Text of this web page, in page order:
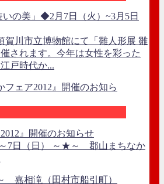
いの美」◆2月7日（火）~3月5日
賀川市立博物館にて「雛人形展 雛
されます。今年は女性を彩った
戸時代か...
』開催のお知らせ
～7日（日） ～★～ 郡山まちなか